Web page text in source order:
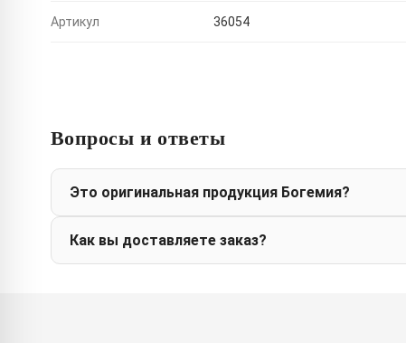
Артикул 36054
Вопросы и ответы
Это оригинальная продукция Богемия?
Как вы доставляете заказ?